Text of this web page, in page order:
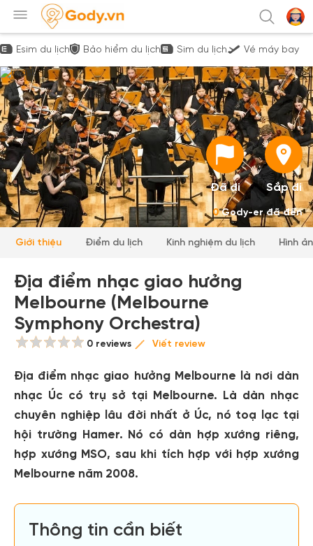
Esim du lịch Bảo hiểm du lịch Sim du lịch Vé máy bay
Đã đi Sắp đi
0Gody-er đã đến
Giới thiệu Điểm du lịch Kinh nghiệm du lịch Hình
Địa điểm nhạc giao hưởng
Melbourne (Melbourne
Symphony Orchestra)
0 reviews Viết review
Địa điểm nhạc giao hưởng Melbourne là nơi dàn
nhạc Úc có trụ sở tại Melbourne. Là dàn nhạc
chuyên nghiệp lâu đời nhất ở Úc, nó toạ lạc tại
hội trường Hamer. Nó có dàn hợp xướng riêng,
hợp xướng MSO, sau khi tích hợp với hợp xướng
Melbourne năm 2008.
Thông tin cần biết